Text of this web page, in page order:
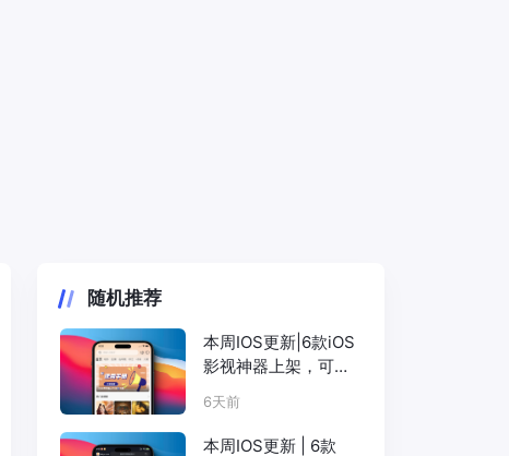
随机推荐
本周IOS更新|6款iOS
影视神器上架，可
可、暖秋、咸鱼、小
柿子等
6天前
本周IOS更新 | 6款